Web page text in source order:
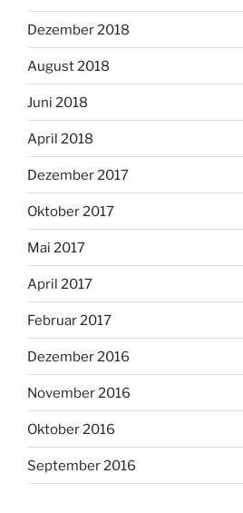
Dezember 2018
August 2018
Juni 2018
April 2018
Dezember 2017
Oktober 2017
Mai 2017
April 2017
Februar 2017
Dezember 2016
November 2016
Oktober 2016
September 2016